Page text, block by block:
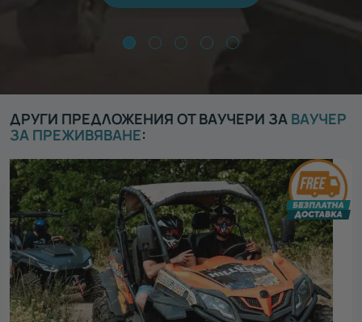
ДРУГИ ПРЕДЛОЖЕНИЯ ОТ ВАУЧЕРИ ЗА ВАУЧЕР
ЗА ПРЕЖИВЯВАНЕ: